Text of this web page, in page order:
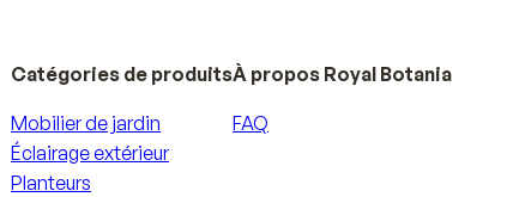
Catégories de produits
Mobilier de jardin
Éclairage extérieur
Planteurs
À propos Royal Botania
FAQ